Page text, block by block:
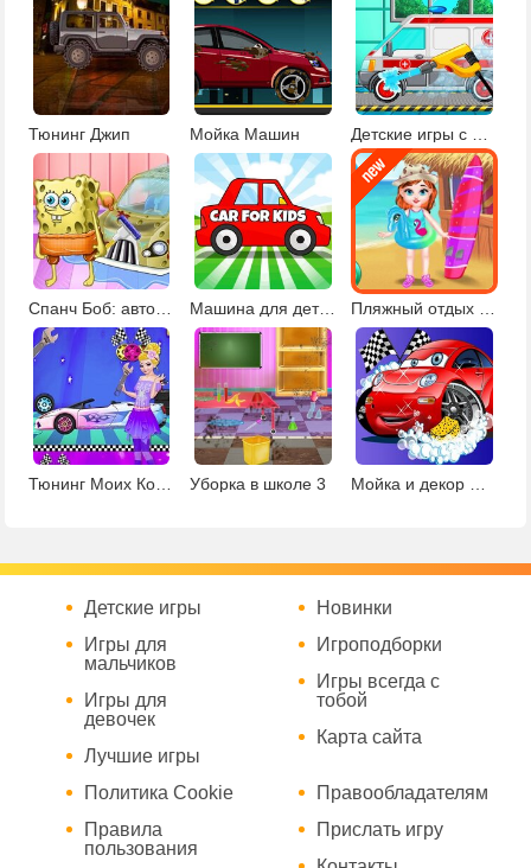
Тюнинг Джип Мойка Машин
Спанч Боб: автомойка и тюнинг Машина для детей Пляжный отдых малышки Тейлор
Тюнинг Моих Колес Уборка в школе 3 Мойка и декор машин
Детские игры
Игры для
мальчиков
Игры для
девочек
Лучшие игры
Новинки
Игроподборки
Игры всегда с
тобой
Карта сайта
Политика Cookie
Правила
пользования
Правообладателям
Прислать игру